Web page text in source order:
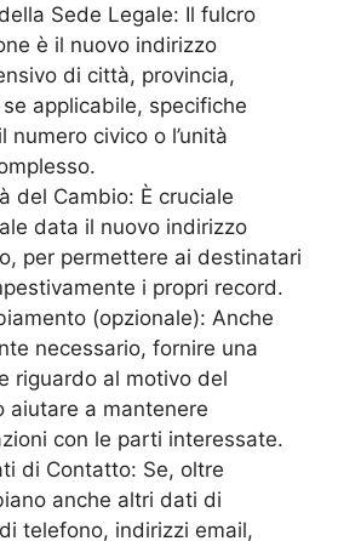
Sede Legale: Il fulcro
è il nuovo indirizzo
di città, provincia,
applicabile, specifiche
numero civico o l’unità
del Cambio: È cruciale
data il nuovo indirizzo
per permettere ai destinatari
i propri record.
(opzionale): Anche
necessario, fornire una
riguardo al motivo del
aiutare a mantenere
con le parti interessate.
di Contatto: Se, oltre
anche altri dati di
telefono, indirizzi email,